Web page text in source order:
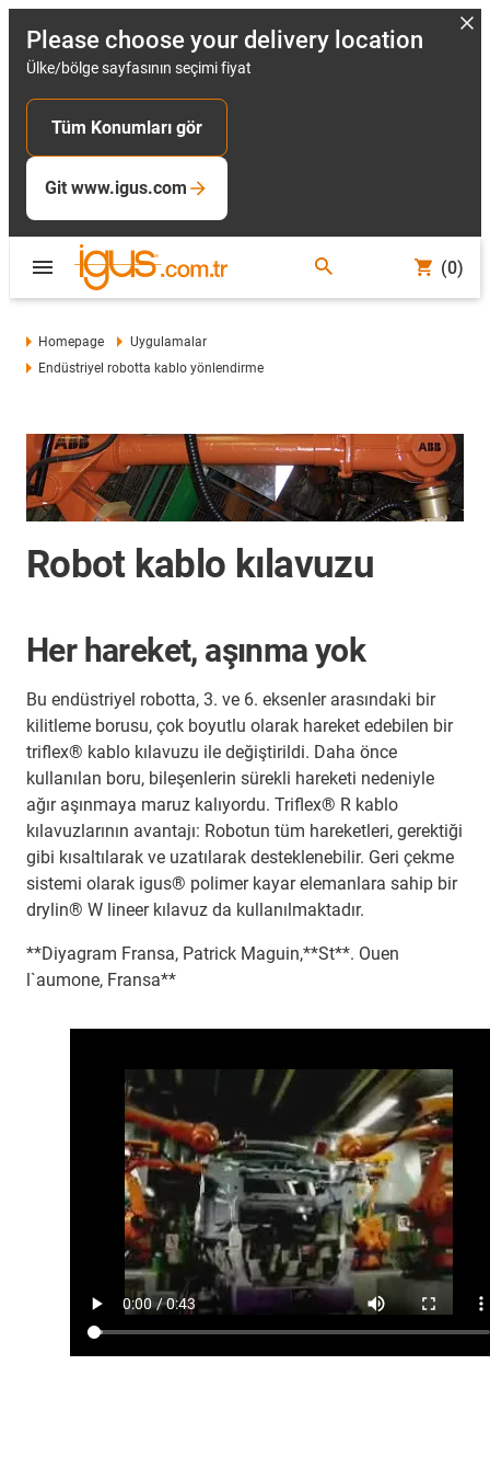
Please choose your delivery location
Ülke/bölge sayfasının seçimi fiyat
Tüm Konumları gör
Git www.igus.com
(0)
Homepage
Uygulamalar
Endüstriyel robotta kablo yönlendirme
Robot kablo kılavuzu
Her hareket, aşınma yok
Bu endüstriyel robotta, 3. ve 6. eksenler arasındaki bir
kilitleme borusu, çok boyutlu olarak hareket edebilen bir
triflex® kablo kılavuzu ile değiştirildi. Daha önce
kullanılan boru, bileşenlerin sürekli hareketi nedeniyle
ağır aşınmaya maruz kalıyordu. Triflex® R kablo
kılavuzlarının avantajı: Robotun tüm hareketleri, gerektiği
gibi kısaltılarak ve uzatılarak desteklenebilir. Geri çekme
sistemi olarak igus® polimer kayar elemanlara sahip bir
drylin® W lineer kılavuz da kullanılmaktadır.
**Diyagram Fransa, Patrick Maguin,**St**. Ouen
l`aumone, Fransa**